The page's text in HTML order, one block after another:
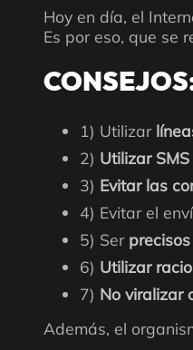
Hoy en día, el
Es por eso, que se
1) Utilizar
2) Utilizar
3) Evitar las
4) Evitar el
5) Ser
6) Utilizar
7) No viralizar
Además, el